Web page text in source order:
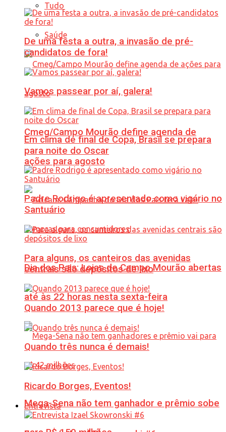
Tudo
Saúde
Cmeg/Campo Mourão define agenda de
ações para agosto
Dia dos Pais: Lojas de Campo Mourão abertas
até às 22 horas nesta sexta-feira
Mega-Sena não tem ganhador e prêmio sobe
De uma festa a outra, a invasão de pré-
candidatos de fora!
Vamos passear por aí, galera!
Em clima de final de Copa, Brasil se prepara
para noite do Oscar
Padre Rodrigo é apresentado como vigário no
Santuário
Para alguns, os canteiros das avenidas
centrais são depósitos de lixo
Quando 2013 parece que é hoje!
Quando três nunca é demais!
Ricardo Borges, Eventos!
Entrevista